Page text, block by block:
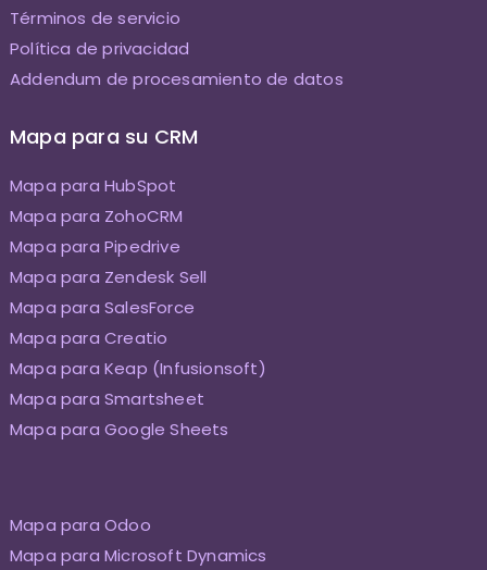
Términos de servicio
Política de privacidad
Addendum de procesamiento de datos
Mapa para su CRM
Mapa para HubSpot
Mapa para ZohoCRM
Mapa para Pipedrive
Mapa para Zendesk Sell
Mapa para SalesForce
Mapa para Creatio
Mapa para Keap (Infusionsoft)
Mapa para Smartsheet
Mapa para Google Sheets
Mapa para Odoo
Mapa para Microsoft Dynamics